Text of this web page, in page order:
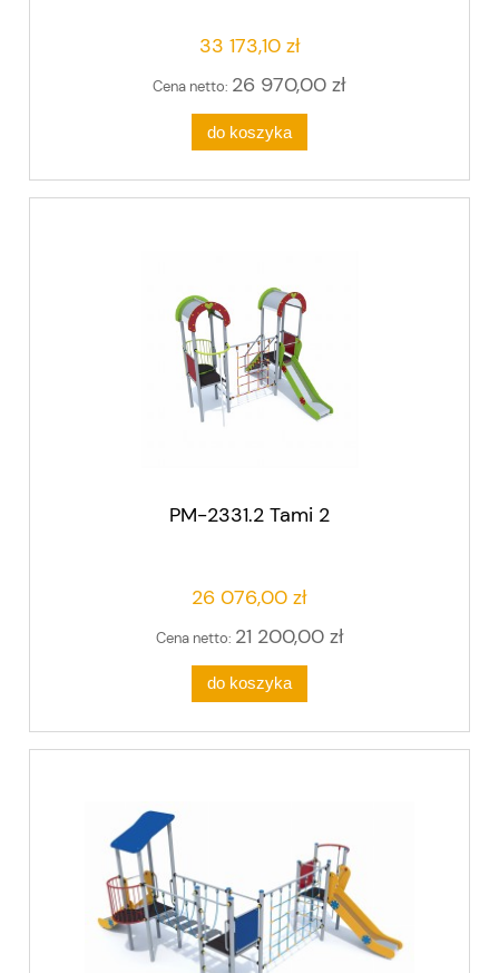
33 173,10 zł
Cena netto: 26 970,00 zł
do koszyka
PM-2331.2 Tami 2
26 076,00 zł
Cena netto: 21 200,00 zł
do koszyka